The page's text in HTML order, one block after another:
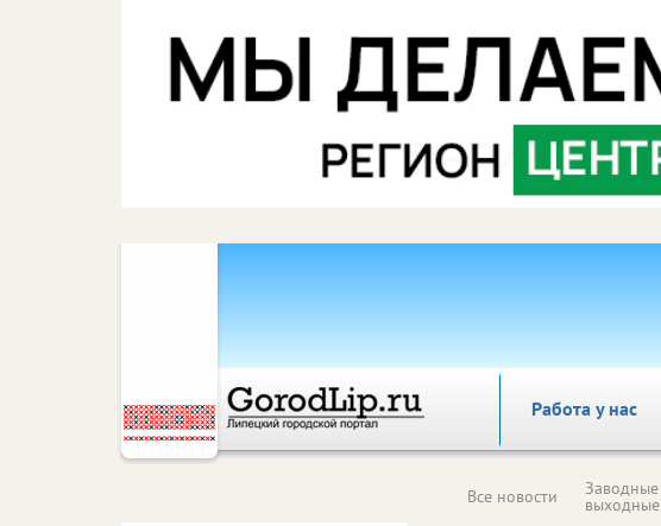
Работа у нас
Все новости Заводные
выходные